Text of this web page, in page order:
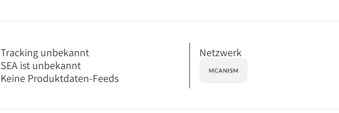
Tracking unbekannt
SEA ist unbekannt
Keine Produktdaten-Feeds
Netzwerk